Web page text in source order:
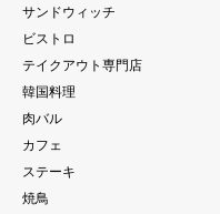
サンドウィッチ
ビストロ
テイクアウト専門店
韓国料理
肉バル
カフェ
ステーキ
焼鳥